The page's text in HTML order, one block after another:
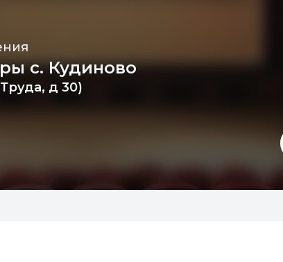
с. Кудиново
д 30)